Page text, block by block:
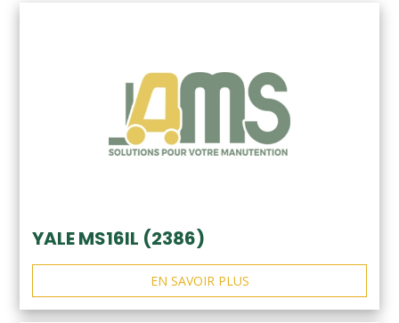
YALE MS16IL (2386)
EN SAVOIR PLUS